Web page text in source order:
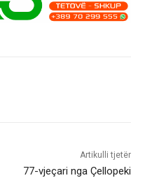
Artikulli tjetër
77-vjeçari nga Çellopeki